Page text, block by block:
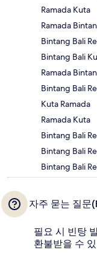
Ramada Kuta
Ramada
Bintang Bali
Bintang Bali
Ramada
Bintang Bali
Kuta Ramada
Ramada Kuta
Bintang Bali
Bintang Bali
Bintang Bali
자주 묻는 질문
필요 시 빈탕
환불받을 수